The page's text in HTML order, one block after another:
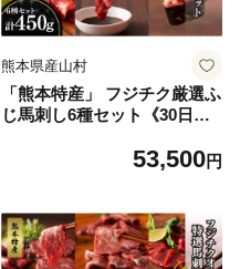
熊本県産山村
「熊本特産」 フジチク厳選ふ
じ馬刺し6種セット《30日以
53,500円